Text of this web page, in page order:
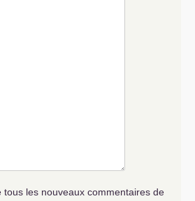
tous les nouveaux commentaires de